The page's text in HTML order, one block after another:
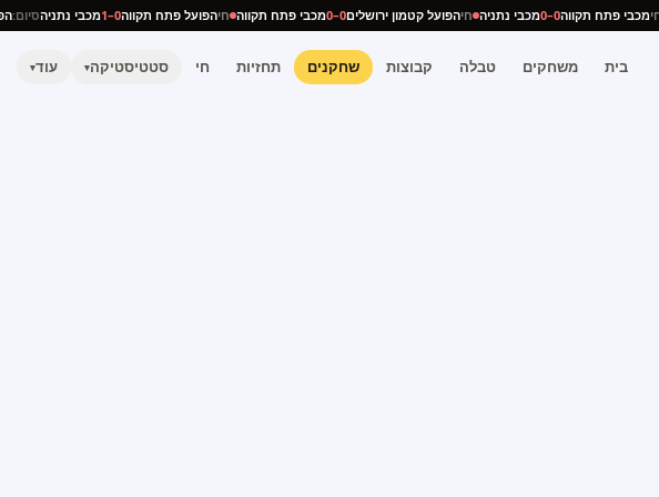
חימכבי פתח תקווה0–0 מכבי נתניה חיהפועל קטמון ירושלים0–0 מכבי פתח תקווה חיהפועל פתח תקווה0–1 מכבי נתניה
בית משחקים טבלה קבוצות שחקנים תחזיות חי סטטיסטיקה▾ עוד▾